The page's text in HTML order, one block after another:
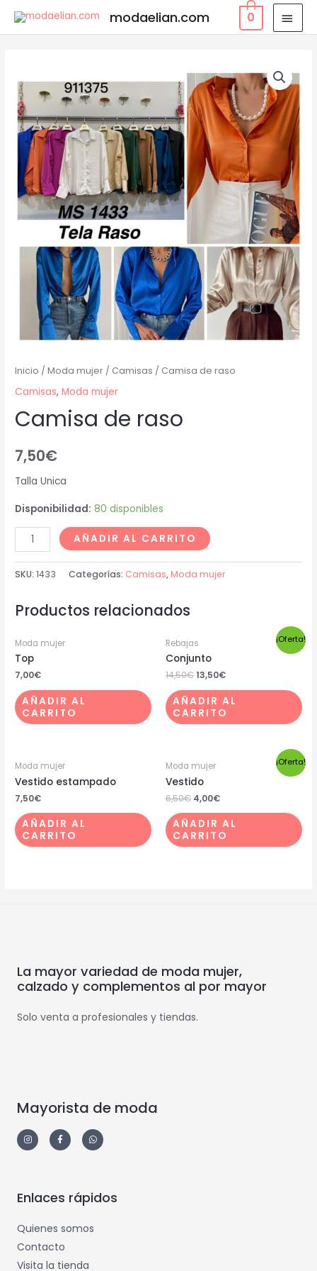
modaelian.com 0
Inicio /Moda mujer / Camisas / Camisa de raso
Camisas,Moda mujer
Camisa de raso
7,50€
Talla Unica
Disponibilidad: 80 disponibles
AÑADIR AL CARRITO
SKU:1433 Categorías: Camisas, Moda mujer
Productos relacionados
Moda mujer
Top
7,00€
AÑADIR AL
CARRITO
¡Oferta!
Rebajas
Conjunto
14,50€13,50€
AÑADIR AL
CARRITO
Moda mujer
Vestido estampado
7,50€
AÑADIR AL
CARRITO
¡Oferta!
Moda mujer
Vestido
6,50€ 4,00€
AÑADIR AL
CARRITO
La mayor variedad de moda mujer,
calzado y complementos al por mayor
Solo venta a profesionales y tiendas.
Mayorista de moda
Enlaces rápidos
Quienes somos
Contacto
Visita la tienda